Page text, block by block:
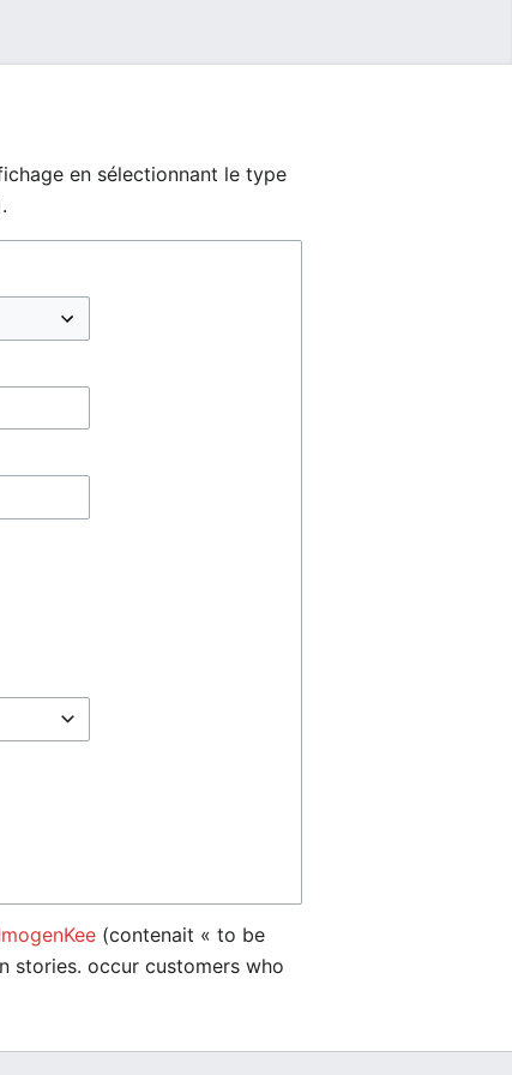
en sélectionnant le type
(contenait « to be
stories. occur customers who